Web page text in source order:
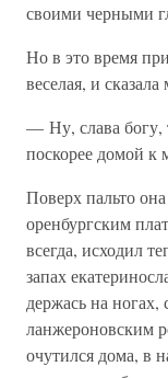
своими черными
Но в это время
веселая, и сказала
— Ну, слава богу,
поскорее домой к
Поверх пальто
оренбургским
всегда, исходил
запах
держась на
ланжероновским
очутился дома, в